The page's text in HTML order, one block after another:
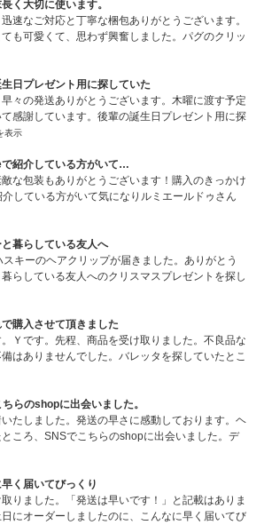
く大切に使います。
速なご対応と丁寧な梱包ありがとうございます。
も可愛くて、思わず興奮しました。パグのクリッ
日プレゼント用に探していた
々の発送ありがとうございます。木曜に渡す予定
感謝しています。後輩の誕生日プレゼント用に探
表示
で紹介している方がいて…
な包装もありがとうございます！購入のきっかけ
している方がいて気になりルミエールドゥさん
暮らしている友人へ
キーのヘアクリップが届きました。ありがとう
らしている友人へのクリスマスプレゼントを探し
購入させて頂きました
Ｙです。先程、商品を受け取りました。不良品な
はありませんでした。バレッタを探していたとこ
らのshopに出会いました。
たしました。発送の早さに感動しております。ヘ
ころ、SNSでこちらのshopに出会いました。デ
く届いてびっくり
りました。「発送は早いです！」と記載はありま
にオーダーしましたのに、こんなに早く届いてび